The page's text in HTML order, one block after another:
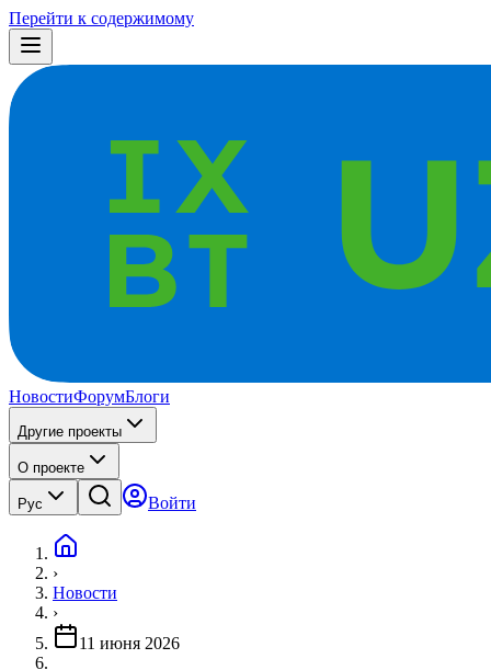
Перейти к содержимому
НовостиФорумБлоги
Другие проекты
О проекте
Рус Войти
›
Новости
›
11 июня 2026